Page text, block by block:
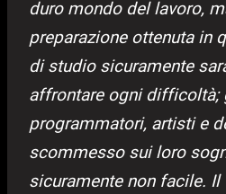
duro mondo del lavoro,
preparazione ottenuta in
di studio sicuramente
affrontare ogni difficoltà;
programmatori, artisti e
scommesso sui loro
sicuramente non facile. Il